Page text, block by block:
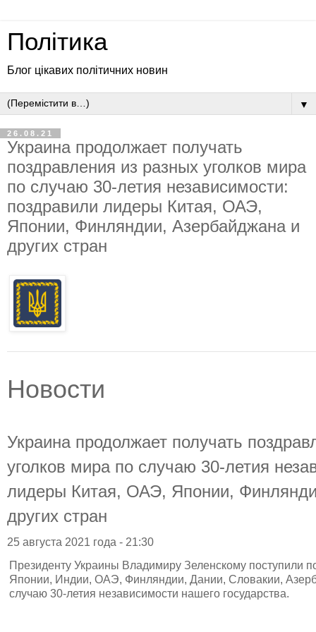
Політика
Блог цікавих політичних новин
▼
26.08.21
Украина продолжает получать
поздравления из разных уголков мира
по случаю 30-летия независимости:
поздравили лидеры Китая, ОАЭ,
Японии, Финляндии, Азербайджана и
других стран
Новости
Украина продолжает получать
уголков мира по случаю 30-летия
лидеры Китая, ОАЭ, Японии,
других стран
25 августа 2021 года - 21:30
Президенту Украины Владимиру Зеленскому поступили
Японии, Индии, ОАЭ, Финляндии, Дании, Словакии,
случаю 30-летия независимости нашего государства.